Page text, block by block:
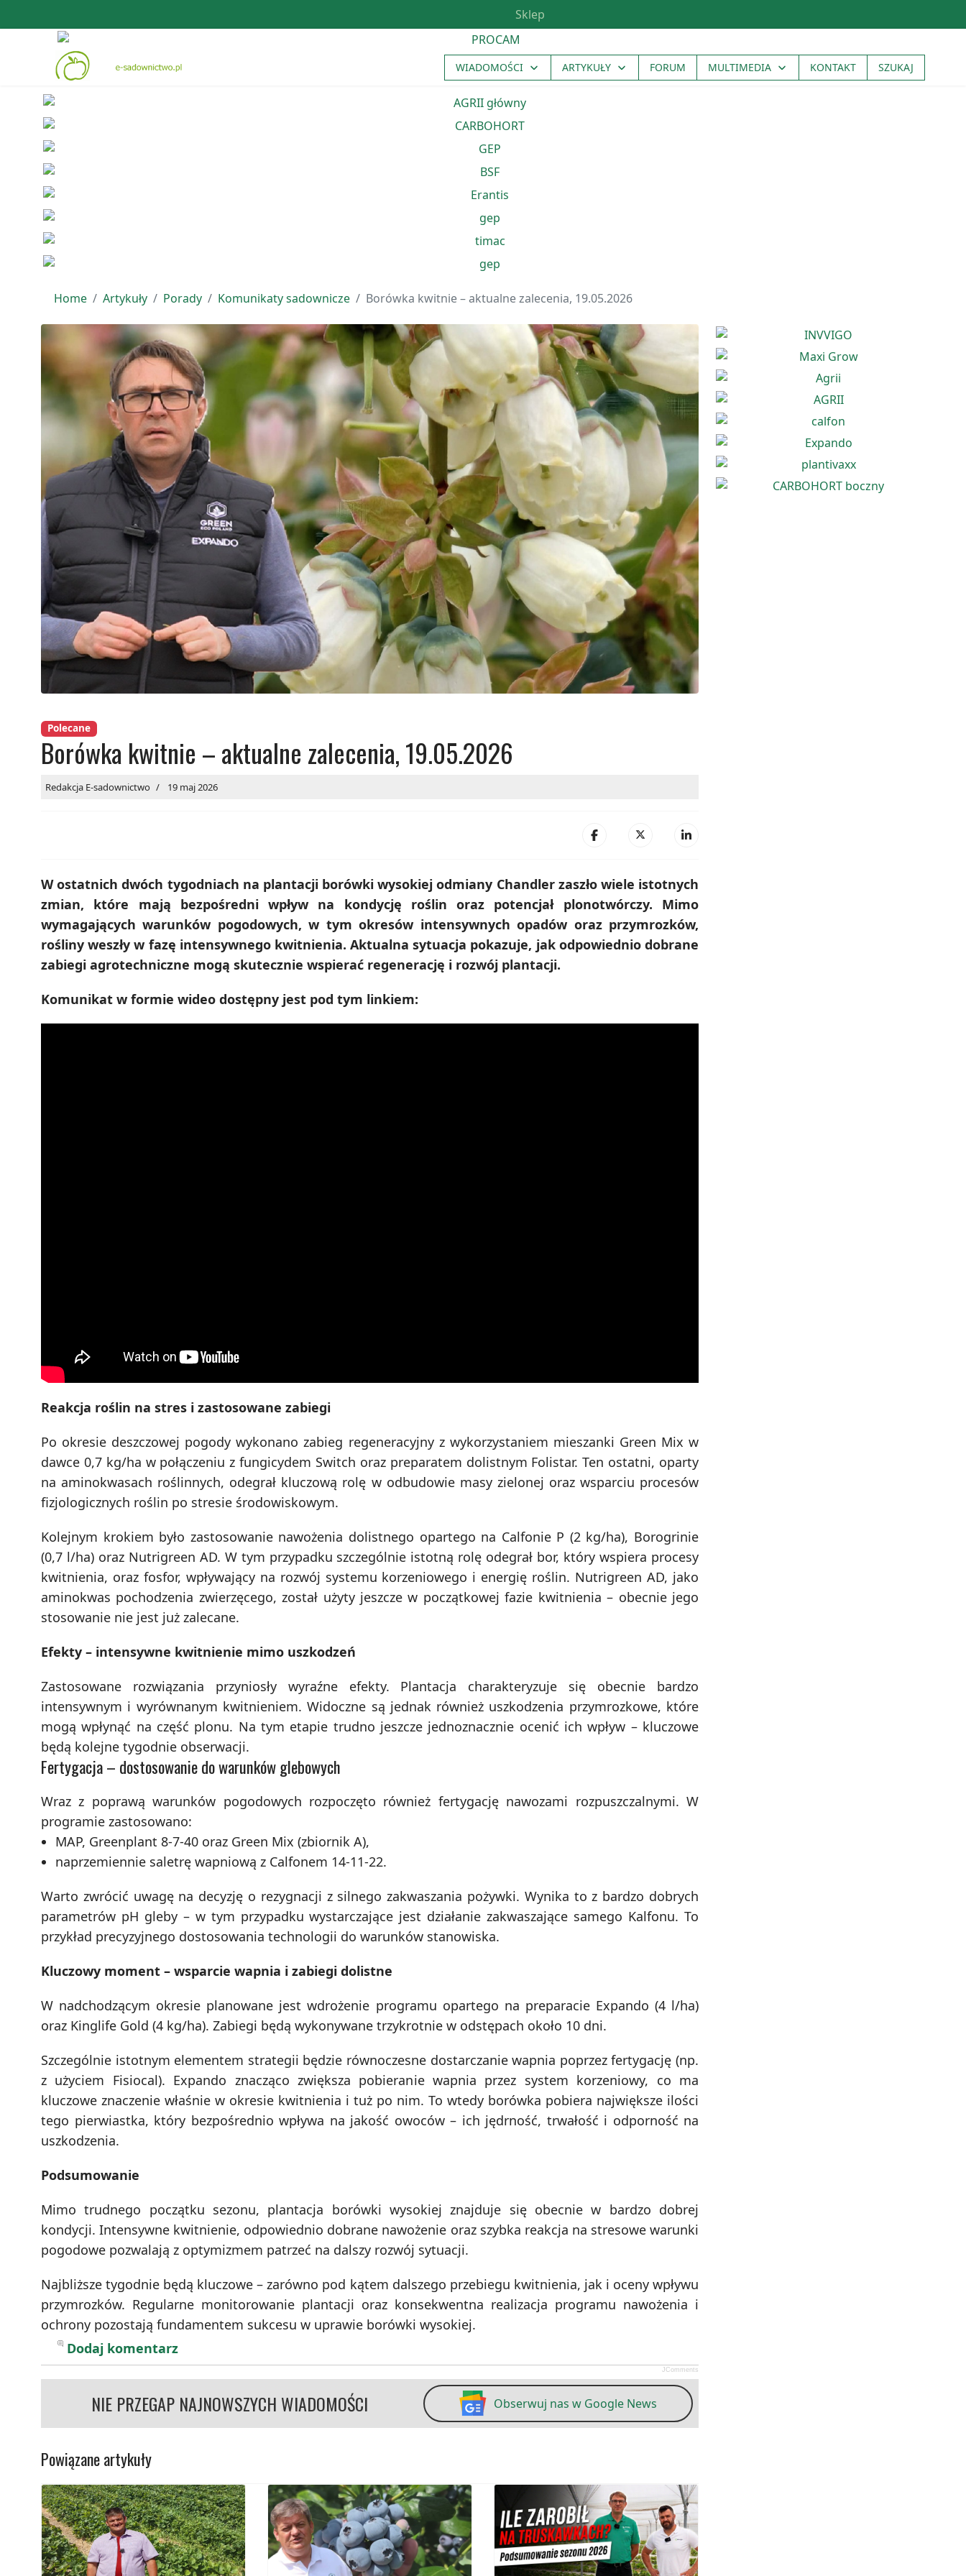
Sklep
WIADOMOŚCI ARTYKUŁY FORUM MULTIMEDIA KONTAKT SZUKAJ
Home Artykuły Porady Komunikaty sadownicze Borówka kwitnie – aktualne zalecenia, 19.05.2026
Polecane
Borówka kwitnie – aktualne zalecenia, 19.05.2026
Redakcja E-sadownictwo 19 maj 2026
W ostatnich dwóch tygodniach na plantacji borówki wysokiej odmiany Chandler zaszło wiele istotnych
zmian, które mają bezpośredni wpływ na kondycję roślin oraz potencjał plonotwórczy. Mimo
wymagających warunków pogodowych, w tym okresów intensywnych opadów oraz przymrozków,
rośliny weszły w fazę intensywnego kwitnienia. Aktualna sytuacja pokazuje, jak odpowiednio dobrane
zabiegi agrotechniczne mogą skutecznie wspierać regenerację i rozwój plantacji.
Komunikat w formie wideo dostępny jest pod tym linkiem:
Reakcja roślin na stres i zastosowane zabiegi
Po okresie deszczowej pogody wykonano zabieg regeneracyjny z wykorzystaniem mieszanki Green Mix w
dawce 0,7 kg/ha w połączeniu z fungicydem Switch oraz preparatem dolistnym Folistar. Ten ostatni, oparty
na aminokwasach roślinnych, odegrał kluczową rolę w odbudowie masy zielonej oraz wsparciu procesów
fizjologicznych roślin po stresie środowiskowym.
Kolejnym krokiem było zastosowanie nawożenia dolistnego opartego na Calfonie P (2 kg/ha), Borogrinie
(0,7 l/ha) oraz Nutrigreen AD. W tym przypadku szczególnie istotną rolę odegrał bor, który wspiera procesy
kwitnienia, oraz fosfor, wpływający na rozwój systemu korzeniowego i energię roślin. Nutrigreen AD, jako
aminokwas pochodzenia zwierzęcego, został użyty jeszcze w początkowej fazie kwitnienia – obecnie jego
stosowanie nie jest już zalecane.
Efekty – intensywne kwitnienie mimo uszkodzeń
Zastosowane rozwiązania przyniosły wyraźne efekty. Plantacja charakteryzuje się obecnie bardzo
intensywnym i wyrównanym kwitnieniem. Widoczne są jednak również uszkodzenia przymrozkowe, które
mogą wpłynąć na część plonu. Na tym etapie trudno jeszcze jednoznacznie ocenić ich wpływ – kluczowe
będą kolejne tygodnie obserwacji.
Fertygacja – dostosowanie do warunków glebowych
Wraz z poprawą warunków pogodowych rozpoczęto również fertygację nawozami rozpuszczalnymi. W
programie zastosowano:
MAP, Greenplant 8-7-40 oraz Green Mix (zbiornik A),
naprzemiennie saletrę wapniową z Calfonem 14-11-22.
Warto zwrócić uwagę na decyzję o rezygnacji z silnego zakwaszania pożywki. Wynika to z bardzo dobrych
parametrów pH gleby – w tym przypadku wystarczające jest działanie zakwaszające samego Kalfonu. To
przykład precyzyjnego dostosowania technologii do warunków stanowiska.
Kluczowy moment – wsparcie wapnia i zabiegi dolistne
W nadchodzącym okresie planowane jest wdrożenie programu opartego na preparacie Expando (4 l/ha)
oraz Kinglife Gold (4 kg/ha). Zabiegi będą wykonywane trzykrotnie w odstępach około 10 dni.
Szczególnie istotnym elementem strategii będzie równoczesne dostarczanie wapnia poprzez fertygację (np.
z użyciem Fisiocal). Expando znacząco zwiększa pobieranie wapnia przez system korzeniowy, co ma
kluczowe znaczenie właśnie w okresie kwitnienia i tuż po nim. To wtedy borówka pobiera największe ilości
tego pierwiastka, który bezpośrednio wpływa na jakość owoców – ich jędrność, trwałość i odporność na
uszkodzenia.
Podsumowanie
Mimo trudnego początku sezonu, plantacja borówki wysokiej znajduje się obecnie w bardzo dobrej
kondycji. Intensywne kwitnienie, odpowiednio dobrane nawożenie oraz szybka reakcja na stresowe warunki
pogodowe pozwalają z optymizmem patrzeć na dalszy rozwój sytuacji.
Najbliższe tygodnie będą kluczowe – zarówno pod kątem dalszego przebiegu kwitnienia, jak i oceny wpływu
przymrozków. Regularne monitorowanie plantacji oraz konsekwentna realizacja programu nawożenia i
ochrony pozostają fundamentem sukcesu w uprawie borówki wysokiej.
Dodaj komentarz
JComments
NIE PRZEGAP NAJNOWSZYCH WIADOMOŚCI Obserwuj nas w Google News
Powiązane artykuły